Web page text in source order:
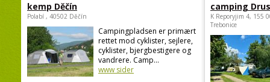
kemp Děčín
Polabí , 40502 Děčín
Campingpladsen er primært
rettet mod cyklister, sejlere,
cyklister, bjergbestigere og
vandrere. Camp...
www sider
camping
K Reporyjim 4, 155
Trebonice